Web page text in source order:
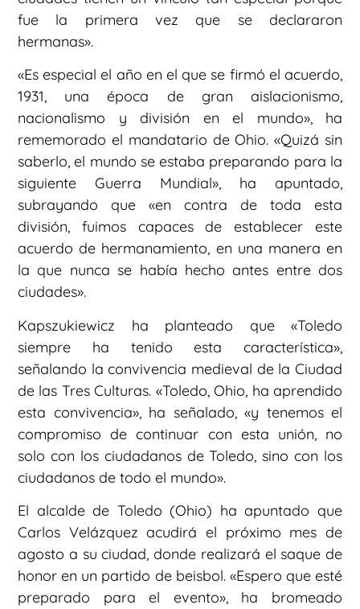
fue la primera vez que se declararon
hermanas».
«Es especial el año en el que se firmó el acuerdo,
1931, una época de gran aislacionismo,
nacionalismo y división en el mundo», ha
rememorado el mandatario de Ohio. «Quizá sin
saberlo, el mundo se estaba preparando para la
siguiente Guerra Mundial», ha apuntado,
subrayando que «en contra de toda esta
división, fuimos capaces de establecer este
acuerdo de hermanamiento, en una manera en
la que nunca se había hecho antes entre dos
ciudades».
Kapszukiewicz ha planteado que «Toledo
siempre ha tenido esta característica»,
señalando la convivencia medieval de la Ciudad
de las Tres Culturas. «Toledo, Ohio, ha aprendido
esta convivencia», ha señalado, «y tenemos el
compromiso de continuar con esta unión, no
solo con los ciudadanos de Toledo, sino con los
ciudadanos de todo el mundo».
El alcalde de Toledo (Ohio) ha apuntado que
Carlos Velázquez acudirá el próximo mes de
agosto a su ciudad, donde realizará el saque de
honor en un partido de beisbol. «Espero que esté
preparado para el evento», ha bromeado